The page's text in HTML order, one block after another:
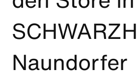
Naundorfer